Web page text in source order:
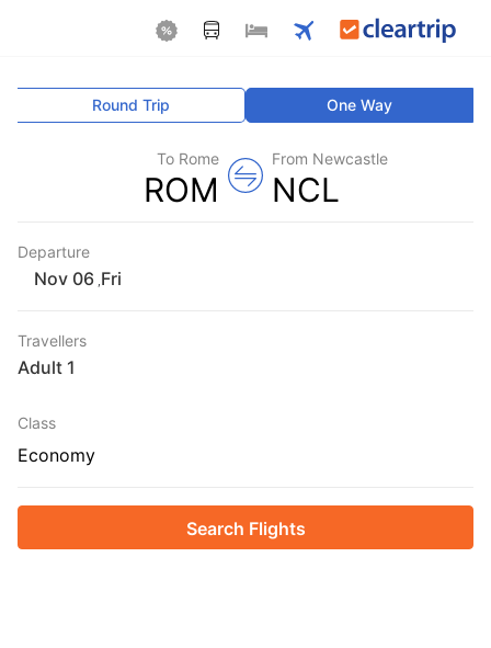
One Way
Round Trip
From Newcastle
NCL
To Rome
ROM
Departure
Fri
Travellers
1 Adult
Class
Economy